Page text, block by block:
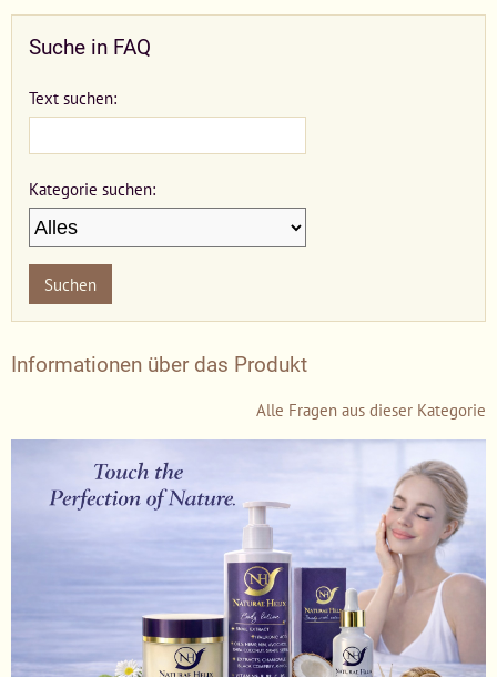
Suche in FAQ
Text suchen:
Kategorie suchen:
Suchen
Informationen über das Produkt
Alle Fragen aus dieser Kategorie